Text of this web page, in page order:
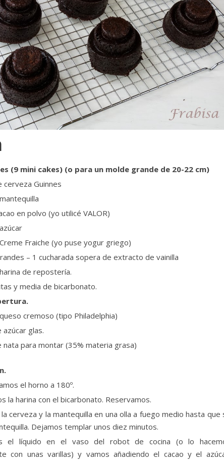
(9 mini cakes) (o para un molde grande de 20-22 cm)
cerveza Guinnes
en polvo (yo utilicé VALOR)
Fraiche (yo puse yogur griego)
– 1 cucharada sopera de extracto de vainilla
de repostería.
y media de bicarbonato.
cremoso (tipo Philadelphia)
azúcar glas.
nata para montar (35% materia grasa)
el horno a 180º.
la harina con el bicarbonato. Reservamos.
cerveza y la mantequilla en una olla a fuego medio hasta que
Dejamos templar unos diez minutos.
el líquido en el vaso del robot de cocina (o lo
con unas varillas) y vamos añadiendo el cacao y el